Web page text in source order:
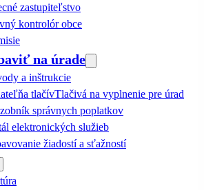
zastupiteľstvo
kontrolór obce
na úrade
a inštrukcie
tlačívTlačivá na vyplnenie pre úrad
správnych poplatkov
elektronických služieb
žiadostí a sťažností